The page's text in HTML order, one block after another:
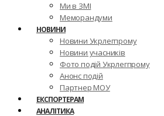
Ми в ЗМІ
Меморандуми
НОВИНИ
Новини Укрлегпрому
Новини учасників
Фото подій Укрлегпрому
Анонс подій
Партнер МОУ
ЕКСПОРТЕРАМ
АНАЛІТИКА